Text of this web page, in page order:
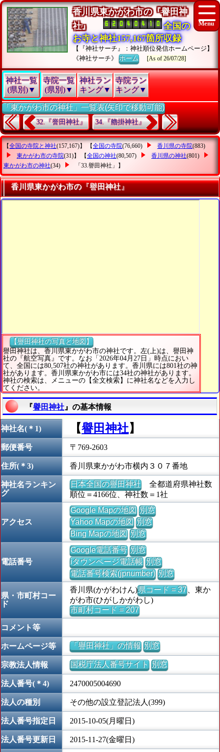
香川県東かがわ市の『譽田神
社』
全国の
お寺と神社157,167箇所収録
【『神社サーチ』：神社順位発信ホームページ】
《神社サーチ》ホーム [As of 26/07/28]
神社一覧
(県別)▼
寺院一覧
(県別)▼
神社ラン
キング▼
寺院ラン
キング▼
「東かがわ市の神社」一覧表(矢印で移動可能)
32.『誉田神社』 34.『艪掛神社』
【全国の寺院と神社(157,167)】 【全国の寺院(76,660) 香川県の寺院(883)
東かがわ市の寺院(31)】 【全国の神社(80,507) 香川県の神社(801)
東かがわ市の神社(34) 「33.譽田神社」 】
香川県東かがわ市の『譽田神社』
【譽田神社の写真と地図】
譽田神社は、香川県東かがわ市の神社です。左(上)は、譽田神
社の『航空写真』です。なお「2026年04月27日」時点におい
て、全国には80,507社の神社があります。香川県には801社の神
社があります。香川県東かがわ市には34社の神社があります。
神社の検索は、メニューの【全文検索】に神社名などを入力し
てください。
『譽田神社 』の基本情報
神社名(＊1) 【譽田神社】
郵便番号 〒769-2603
住所(＊3) 香川県東かがわ市横内３０７番地
神社名ランキン
グ
日本全国の譽田神社全都道府県神社数
順位＝4166位、神社数＝1社
アクセス
Google Mapの地図 別窓
Yahoo Mapの地図 別窓
Bing Mapの地図 別窓
電話番号
Google電話番号 別窓
iタウンページ電話帳 別窓
電話番号検索(jpnumber) 別窓
県・市町村コー
ド
香川県(かがわけん)県コード = 37、東か
がわ市(ひがしかがわし)
市町村コード = 207
コメント等
ホームページ等 「譽田神社」の情報 別窓
宗教法人情報 国税庁法人番号サイト 別窓
法人番号(＊4) 2470005004690
法人の種別 その他の設立登記法人(399)
法人番号指定日 2015-10-05(月曜日)
法人番号更新日 2015-11-27(金曜日)